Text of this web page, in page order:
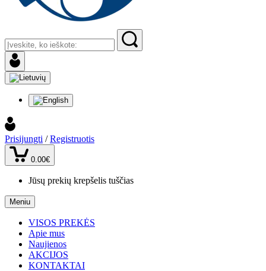
Prisijungti / Registruotis
0.00€
Jūsų prekių krepšelis tuščias
Meniu
VISOS PREKĖS
Apie mus
Naujienos
AKCIJOS
KONTAKTAI